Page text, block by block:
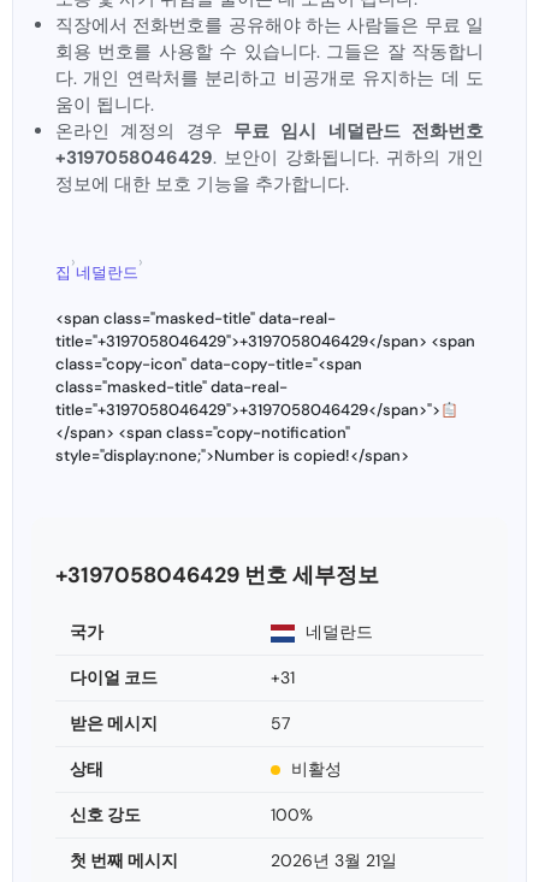
직장에서 전화번호를 공유해야 하는 사람들은 무료 일
회용 번호를 사용할 수 있습니다. 그들은 잘 작동합니
다. 개인 연락처를 분리하고 비공개로 유지하는 데 도
움이 됩니다.
온라인 계정의 경우 무료 임시 네덜란드 전화번호
+3197058046429. 보안이 강화됩니다. 귀하의 개인
정보에 대한 보호 기능을 추가합니다.
집
›
네덜란드
›
<span class="masked-title" data-real-
title="+3197058046429">+3197058046429</span> <span
class="copy-icon" data-copy-title="<span
class="masked-title" data-real-
title="+3197058046429">+3197058046429</span>">
</span> <span class="copy-notification"
style="display:none;">Number is copied!</span>
+3197058046429 번호 세부정보
국가 네덜란드
다이얼 코드 +31
받은 메시지 57
상태 비활성
신호 강도 100%
첫 번째 메시지 2026년 3월 21일